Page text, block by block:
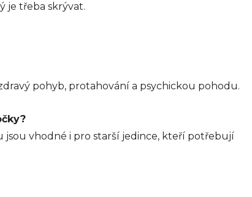
je třeba skrývat.
pohyb, protahování a psychickou pohodu.
vhodné i pro starší jedince, kteří potřebují